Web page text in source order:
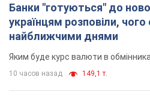
Банки "готуються" до
українцям розповіли, чого
найближчими днями
Яким буде курс валюти в
10 часов назад 149,1 т.